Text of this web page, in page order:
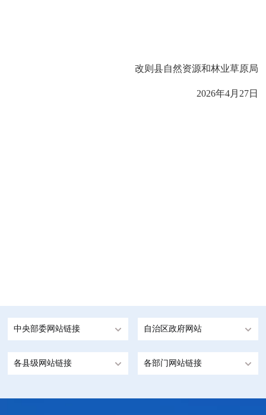
改则县自然资源和林业草原局
2026年4月 27日
中央部委网站链接 自治区政府网站
各县级网站链接 各部门网站链接